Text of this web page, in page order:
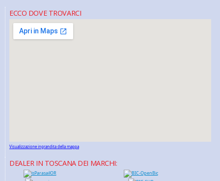
ECCO DOVE TROVARCI
Visualizzazione ingrandita della mappa
DEALER IN TOSCANA DEI MARCHI: